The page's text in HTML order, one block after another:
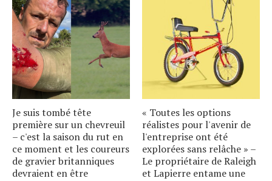
Je suis tombé tête
première sur un chevreuil
– c'est la saison du rut en
ce moment et les coureurs
de gravier britanniques
devraient en être
« Toutes les options
réalistes pour l'avenir de
l'entreprise ont été
explorées sans relâche » –
Le propriétaire de Raleigh
et Lapierre entame une